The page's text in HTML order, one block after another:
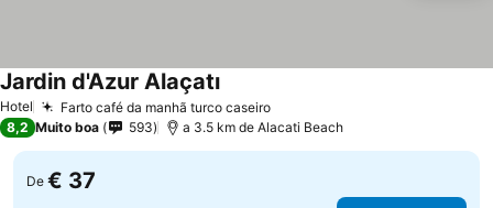
Hotel Farto café da manhã turco caseiroVer preços
Jardin d'Azur AlaçatıVer preços
8,2 Muito boa 593 a 3.5 km de Alacati Beach
De € 37